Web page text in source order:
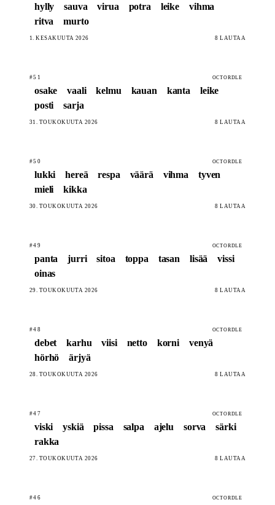
hylly sauva virua potra leike
vihma
ritva
murto
1. KESÄKUUTA 2026 8 LAUTAA
#51 OCTORDLE
osake vaali kelmu kauan kanta
leike
posti
sarja
31. TOUKOKUUTA 2026 8 LAUTAA
#50 OCTORDLE
lukki hereä respa väärä vihma
tyven
mieli
kikka
30. TOUKOKUUTA 2026 8 LAUTAA
#49 OCTORDLE
panta jurri sitoa toppa tasan lisää
vissi
oinas
29. TOUKOKUUTA 2026 8 LAUTAA
#48 OCTORDLE
debet karhu viisi netto korni
venyä
hörhö
ärjyä
28. TOUKOKUUTA 2026 8 LAUTAA
#47 OCTORDLE
viski yskiä pissa salpa ajelu sorva
särki
rakka
27. TOUKOKUUTA 2026 8 LAUTAA
#46 OCTORDLE